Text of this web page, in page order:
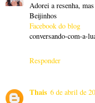
Adorei a resenha,
Beijinhos
Facebook do blog
conversando-com-a-
Responder
Thais 6 de abril de